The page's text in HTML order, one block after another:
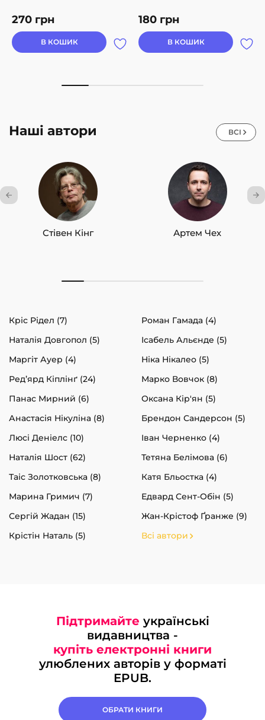
270 грн
В КОШИК
180 грн
В КОШИК
Наші автори ВСІ
Стівен Кінг Артем Чех
Кріс Рідел (7)
Роман Гамада (4)
Наталія Довгопол (5)
Ісабель Альєнде (5)
Маргіт Ауер (4)
Ніка Нікалео (5)
Ред’ярд Кіплінґ (24)
Марко Вовчок (8)
Панас Мирний (6)
Оксана Кір'ян (5)
Анастасія Нікуліна (8)
Брендон Сандерсон (5)
Люсі Деніелс (10)
Іван Черненко (4)
Наталія Шост (62)
Тетяна Белімова (6)
Таіс Золотковська (8)
Катя Бльостка (4)
Марина Гримич (7)
Едвард Сент-Обін (5)
Сергій Жадан (15)
Жан-Крістоф Ґранже (9)
Крістін Наталь (5)
Всі автори
Підтримайте українські
видавництва -
купіть електронні книги
улюблених авторів у форматі
EPUB.
ОБРАТИ КНИГИ